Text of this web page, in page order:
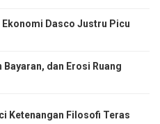
Dasco Justru Picu
dan Erosi Ruang
Ketenangan Filosofi Teras